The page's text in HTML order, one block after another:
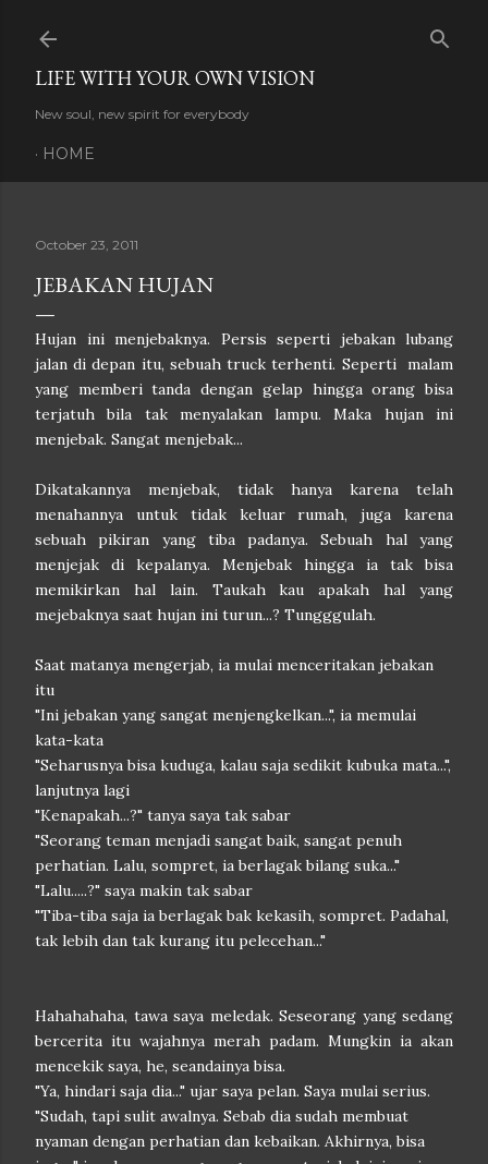
LIFE WITH YOUR OWN VISION
New soul, new spirit for everybody
HOME
October 23, 2011
JEBAKAN HUJAN
Hujan ini menjebaknya. Persis seperti jebakan lubang
jalan di depan itu, sebuah truck terhenti. Seperti malam
yang memberi tanda dengan gelap hingga orang bisa
terjatuh bila tak menyalakan lampu. Maka hujan ini
menjebak. Sangat menjebak...
Dikatakannya menjebak, tidak hanya karena telah
menahannya untuk tidak keluar rumah, juga karena
sebuah pikiran yang tiba padanya. Sebuah hal yang
menjejak di kepalanya. Menjebak hingga ia tak bisa
memikirkan hal lain. Taukah kau apakah hal yang
mejebaknya saat hujan ini turun...? Tungggulah.
Saat matanya mengerjab, ia mulai menceritakan jebakan
itu
"Ini jebakan yang sangat menjengkelkan...", ia memulai
kata-kata
"Seharusnya bisa kuduga, kalau saja sedikit kubuka mata...",
lanjutnya lagi
"Kenapakah...?" tanya saya tak sabar
"Seorang teman menjadi sangat baik, sangat penuh
perhatian. Lalu, sompret, ia berlagak bilang suka..."
"Lalu.....?" saya makin tak sabar
"Tiba-tiba saja ia berlagak bak kekasih, sompret. Padahal,
tak lebih dan tak kurang itu pelecehan..."
Hahahahaha, tawa saya meledak. Seseorang yang sedang
bercerita itu wajahnya merah padam. Mungkin ia akan
mencekik saya, he, seandainya bisa.
"Ya, hindari saja dia..." ujar saya pelan. Saya mulai serius.
"Sudah, tapi sulit awalnya. Sebab dia sudah membuat
nyaman dengan perhatian dan kebaikan. Akhirnya, bisa